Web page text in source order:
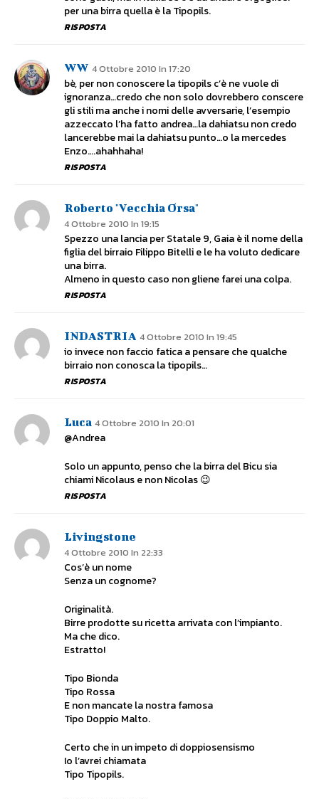
per una birra quella è la Tipopils.
RISPOSTA
WW 4 Ottobre 2010 In 17:20
bè, per non conoscere la tipopils c’è ne vuole di
ignoranza…credo che non solo dovrebbero conscere
gli stili ma anche i nomi delle avversarie, l’esempio
azzeccato l’ha fatto andrea…la dahiatsu non credo
lancerebbe mai la dahiatsu punto…o la mercedes
Enzo….ahahhaha!
RISPOSTA
Roberto "Vecchia Orsa"
4 Ottobre 2010 In 19:15
Spezzo una lancia per Statale 9, Gaia è il nome della
figlia del birraio Filippo Bitelli e le ha voluto dedicare
una birra.
Almeno in questo caso non gliene farei una colpa.
RISPOSTA
INDASTRIA 4 Ottobre 2010 In 19:45
io invece non faccio fatica a pensare che qualche
birraio non conosca la tipopils…
RISPOSTA
Luca 4 Ottobre 2010 In 20:01
@Andrea
Solo un appunto, penso che la birra del Bicu sia
chiami Nicolaus e non Nicolas 😉
RISPOSTA
Livingstone
4 Ottobre 2010 In 22:33
Cos’è un nome
Senza un cognome?
Originalità.
Birre prodotte su ricetta arrivata con l’impianto.
Ma che dico.
Estratto!
Tipo Bionda
Tipo Rossa
E non mancate la nostra famosa
Tipo Doppio Malto.
Certo che in un impeto di doppiosensismo
Io l’avrei chiamata
Tipo Tipopils.